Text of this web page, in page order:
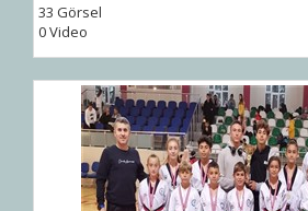
33 Görsel
0 Video